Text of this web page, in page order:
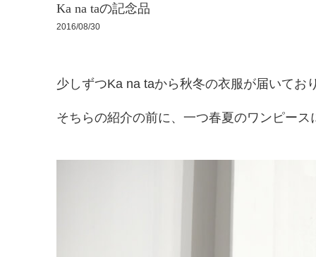
Ka na taの記念品
2016/08/30
少しずつKa na taから秋冬の衣服が届いてお
そちらの紹介の前に、一つ春夏のワンピー